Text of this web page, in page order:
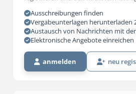
Ausschreibungen finden
Vergabeunterlagen herunterladen
Austausch von Nachrichten mit
Elektronische Angebote einreichen
anmelden neu